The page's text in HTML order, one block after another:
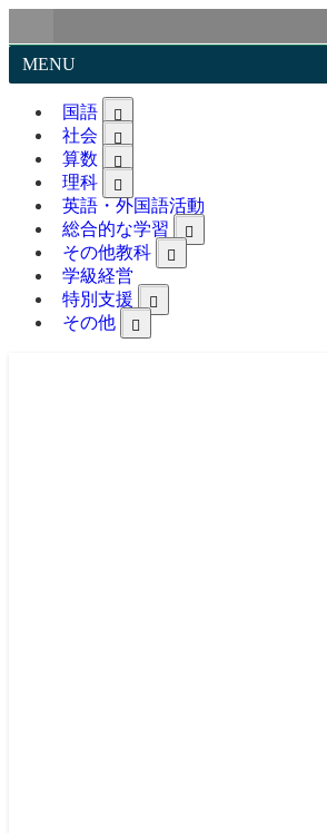
MENU
国語
社会
算数
理科
英語・外国語活動
総合的な学習
その他教科
学級経営
特別支援
その他